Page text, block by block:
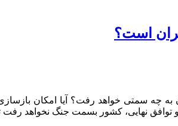
است؟
به چه سمتی خواهد رفت؟ آیا امکان
توافق نهایی، کشور بسمت جنگ نخواهد رفت